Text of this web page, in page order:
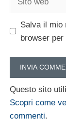
Salva il mio
browser
Questo sito
Scopri come
commenti.